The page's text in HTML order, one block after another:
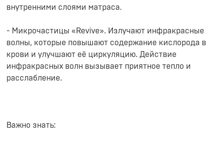
внутренними слоями матраса.
- Микрочастицы «Revive». Излучают инфракрасные
волны, которые повышают содержание кислорода в
крови и улучшают её циркуляцию. Действие
инфракрасных волн вызывает приятное тепло и
расслабление.
Важно знать: